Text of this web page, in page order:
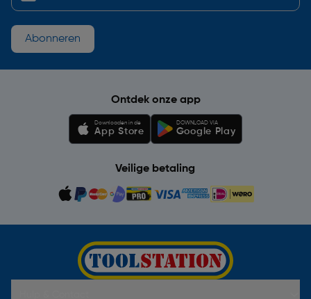
Abonneren
Ontdek onze app
Downloaden in de
App Store
DOWNLOAD VIA
Google Play
Veilige betaling